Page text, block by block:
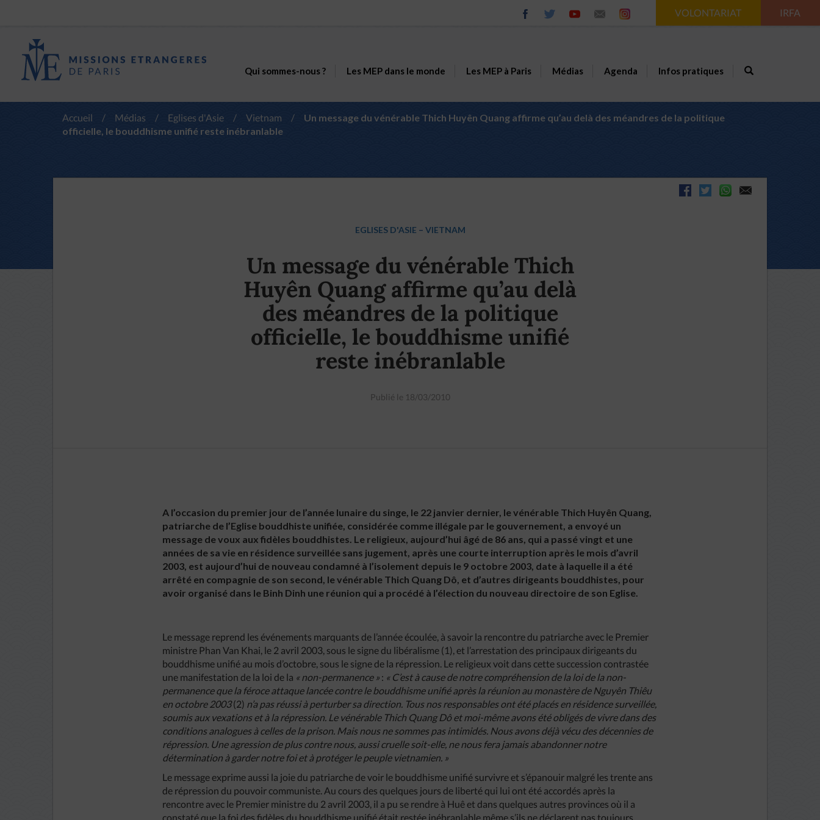
VOLONTARIAT IRFA
Qui sommes-nous ? Les MEP dans le monde Les MEP à Paris Médias Agenda Infos pratiques
Accueil / Médias / Eglises d'Asie / Vietnam /
Un message du vénérable Thich Huyên Quang affirme qu’au delà des méandres de la politique
officielle, le bouddhisme unifié reste inébranlable
EGLISES D'ASIE – VIETNAM
Un message du vénérable Thich
Huyên Quang affirme qu’au delà
des méandres de la politique
officielle, le bouddhisme unifié
reste inébranlable
Publié le 18/03/2010
A l’occasion du premier jour de l’année lunaire du singe, le 22 janvier dernier, le vénérable Thich Huyên Quang,
patriarche de l’Eglise bouddhiste unifiée, considérée comme illégale par le gouvernement, a envoyé un
message de voux aux fidèles bouddhistes. Le religieux, aujourd’hui âgé de 86 ans, qui a passé vingt et une
années de sa vie en résidence surveillée sans jugement, après une courte interruption après le mois d’avril
2003, est aujourd’hui de nouveau condamné à l’isolement depuis le 9 octobre 2003, date à laquelle il a été
arrêté en compagnie de son second, le vénérable Thich Quang Dô, et d’autres dirigeants bouddhistes, pour
avoir organisé dans le Binh Dinh une réunion qui a procédé à l’élection du nouveau directoire de son Eglise.
Le message reprend les événements marquants de l’année écoulée, à savoir la rencontre du patriarche avec le Premier
ministre Phan Van Khai, le 2 avril 2003, sous le signe du libéralisme (1), et l’arrestation des principaux dirigeants du
bouddhisme unifié au mois d’octobre, sous le signe de la répression. Le religieux voit dans cette succession contrastée
une manifestation de la loi de la « non-permanence » : « C’est à cause de notre compréhension de la loi de la non-
permanence que la féroce attaque lancée contre le bouddhisme unifié après la réunion au monastère de Nguyên Thiêu
en octobre 2003(2) n’a pas réussi à perturber sa direction. Tous nos responsables ont été placés en résidence surveillée,
soumis aux vexations et à la répression. Le vénérable Thich Quang Dô et moi-même avons été obligés de vivre dans des
conditions analogues à celles de la prison. Mais nous ne sommes pas intimidés. Nous avons déjà vécu des décennies de
répression. Une agression de plus contre nous, aussi cruelle soit-elle, ne nous fera jamais abandonner notre
détermination à garder notre foi et à protéger le peuple vietnamien. »
Le message exprime aussi la joie du patriarche de voir le bouddhisme unifié survivre et s’épanouir malgré les trente ans
de répression du pouvoir communiste. Au cours des quelques jours de liberté qui lui ont été accordés après la
rencontre avec le Premier ministre du 2 avril 2003, il a pu se rendre à Huê et dans quelques autres provinces où il a
constaté que la foi des fidèles du bouddhisme unifié était restée inébranlable même s’ils ne déclarent pas toujours